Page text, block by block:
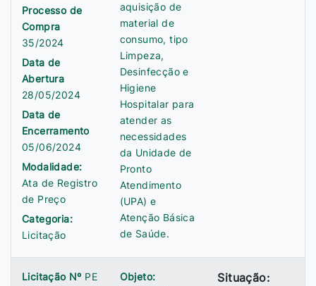
Processo de
Compra
35/2024
Data de
Abertura
28/05/2024
Data de
Encerramento
05/06/2024
Modalidade:
Ata de Registro
de Preço
Categoria:
Licitação
aquisição de
material de
consumo, tipo
Limpeza,
Desinfecção e
Higiene
Hospitalar para
atender as
necessidades
da Unidade de
Pronto
Atendimento
(UPA) e
Atenção Básica
de Saúde.
Licitação Nº PE
Objeto:
Situação: